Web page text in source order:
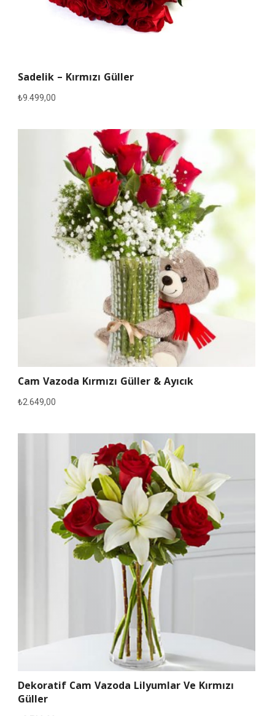
Sadelik – Kırmızı Güller
₺9.499,00
Cam Vazoda Kırmızı Güller & Ayıcık
₺2.649,00
Dekoratif Cam Vazoda Lilyumlar Ve Kırmızı
Güller